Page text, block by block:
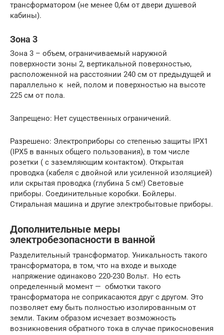
трансформатором (не менее 0,6м от двери душевой
кабины).
Зона 3
Зона 3 – объем, ограничиваемый наружной
поверхности зоны 2, вертикальной поверхностью,
расположенной на расстоянии 240 см от предыдущей и
параллельно к ней, полом и поверхностью на высоте
225 см от пола.
Запрещено: Нет существенных ограничений.
Разрешено: Электроприборы со степенью защиты IPX1
(IPX5 в ванных общего пользования), в том числе
розетки ( с заземляющим контактом). Открытая
проводка (кабеля с двойной или усиленной изоляцией)
или скрытая проводка (глубина 5 см!) Световые
приборы. Соединительные коробки. Бойлеры.
Стиральная машина и другие электробытовые приборы.
Дополнительные меры
электробезопасности в ванной
Разделительный трансформатор. Уникальность такого
трансформатора, в том, что на входе и выходе
напряжение одинаково 220-230 Вольт. Но есть
определенный момент — обмотки такого
трансформатора не соприкасаются друг с другом. Это
позволяет ему быть полностью изолированным от
земли. Таким образом исчезает возможность
возникновения обратного тока в случае прикосновения